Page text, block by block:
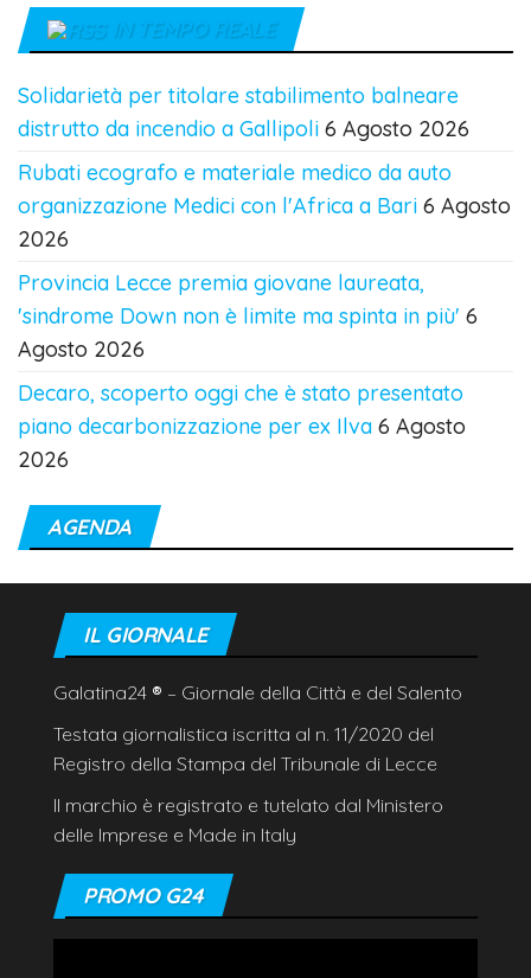
IN TEMPO REALE
Solidarietà per titolare stabilimento balneare
distrutto da incendio a Gallipoli 6 Agosto 2026
Rubati ecografo e materiale medico da auto
organizzazione Medici con l'Africa a Bari 6 Agosto
2026
Provincia Lecce premia giovane laureata,
'sindrome Down non è limite ma spinta in più' 6
Agosto 2026
Decaro, scoperto oggi che è stato presentato
piano decarbonizzazione per ex Ilva 6 Agosto
2026
AGENDA
IL GIORNALE
Galatina24 ® – Giornale della Città e del Salento
Testata giornalistica iscritta al n. 11/2020 del
Registro della Stampa del Tribunale di Lecce
Il marchio è registrato e tutelato dal Ministero
delle Imprese e Made in Italy
PROMO G24